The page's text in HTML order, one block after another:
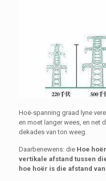
Hoë-spanning graad lyne
en moet langer wees, en net
dekades van ton weeg.
Daarbenewens: die Hoe
vertikale afstand tussen
hoe hoër is die afstand